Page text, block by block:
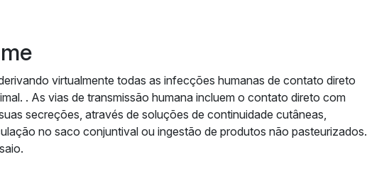
virtualmente todas as infecções humanas de contato direto
. As vias de transmissão humana incluem o contato direto com
secreções, através de soluções de continuidade cutâneas,
no saco conjuntival ou ingestão de produtos não pasteurizados.